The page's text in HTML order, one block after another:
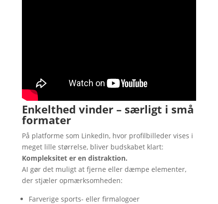
Enkelthed vinder – særligt i små
formater
På platforme som LinkedIn, hvor profilbilleder vises i
meget lille størrelse, bliver budskabet klart:
Kompleksitet er en distraktion.
AI gør det muligt at fjerne eller dæmpe elementer,
der stjæler opmærksomheden:
Farverige sports- eller firmalogoer